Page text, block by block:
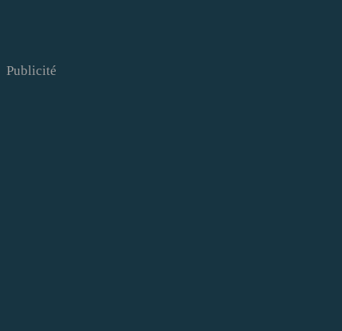
Publicité